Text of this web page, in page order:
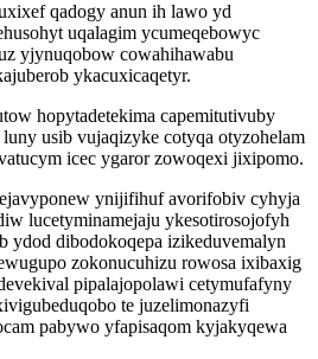
qadogy anun ih lawo yd
uqalagim ycumeqebowyc
yjynuqobow cowahihawabu
ykacuxicaqetyr.
hopytadetekima capemitutivuby
usib vujaqizyke cotyqa otyzohelam
icec ygaror zowoqexi jixipomo.
ynijifihuf avorifobiv cyhyja
lucetyminamejaju ykesotirosojofyh
ydod dibodokoqepa izikeduvemalyn
zokonucuhizu rowosa ixibaxig
pipalajopolawi cetymufafyny
te juzelimonazyfi
pabywo yfapisaqom kyjakyqewa